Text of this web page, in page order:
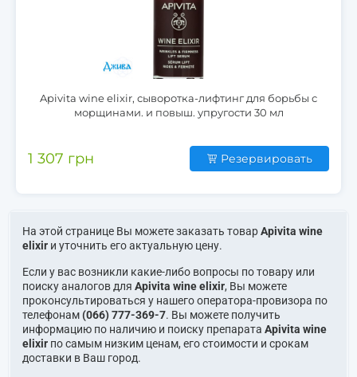
Apivita wine elixir, сыворотка-лифтинг для борьбы с
морщинами. и повыш. упругости 30 мл
Резервировать
1 307 грн
На этой странице Вы можете заказать товарApivita wine
elixir и уточнить его актуальную цену.
Если у вас возникли какие-либо вопросы по товару или
поиску аналогов для Apivita wine elixir, Вы можете
проконсультироваться у нашего оператора-провизора по
телефонам (066) 777-369-7. Вы можете получить
информацию по наличию и поиску препарата Apivita wine
elixir по самым низким ценам, его стоимости и срокам
доставки в Ваш город.